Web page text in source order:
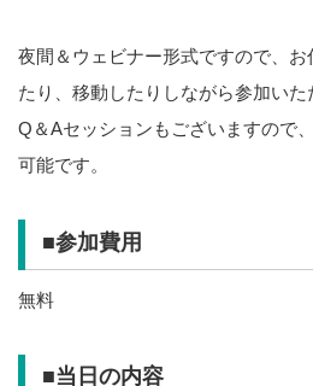
夜間＆ウェビナー形式ですので、
たり、移動したりしながら参加いた
Q＆Aセッションもございますので
可能です。
■参加費用
無料
■当日の内容